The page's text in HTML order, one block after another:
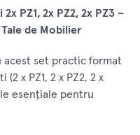
PZ1, 2x PZ2, 2x PZ3 –
de Mobilier
set practic format
x PZ1, 2 x PZ2, 2 x
esențiale pentru